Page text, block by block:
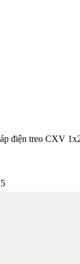
điện treo CXV